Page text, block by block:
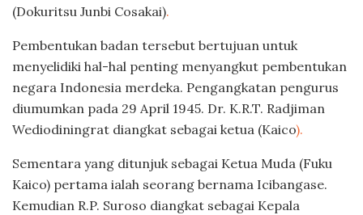
(Dokuritsu Junbi Cosakai).
Pembentukan badan tersebut bertujuan untuk
menyelidiki hal-hal penting menyangkut pembentukan
negara Indonesia merdeka. Pengangkatan pengurus
diumumkan pada 29 April 1945. Dr. K.R.T. Radjiman
Wediodiningrat diangkat sebagai ketua (Kaico).
Sementara yang ditunjuk sebagai Ketua Muda (Fuku
Kaico) pertama ialah seorang bernama Icibangase.
Kemudian R.P. Suroso diangkat sebagai Kepala